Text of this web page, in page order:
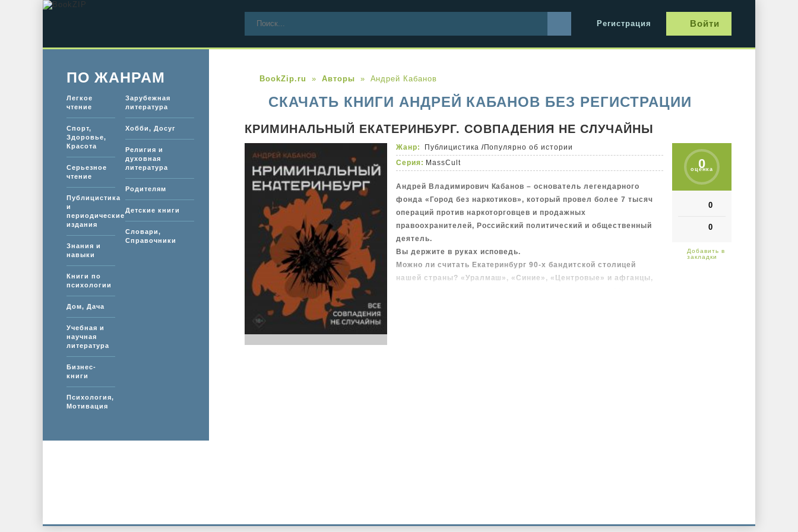
Регистрация Войти
BookZip.ru Авторы Андрей Кабанов
СКАЧАТЬ КНИГИ АНДРЕЙ КАБАНОВ БЕЗ РЕГИСТРАЦИИ
КРИМИНАЛЬНЫЙ ЕКАТЕРИНБУРГ. СОВПАДЕНИЯ НЕ СЛУЧАЙНЫ
0
оценка
0
0
Жанр: Публицистика /Популярно об истории
Серия: MassCult
Андрей Владимирович Кабанов – основатель легендарного
фонда «Город без наркотиков», который провел более 7 тысяч
операций против наркоторговцев и продажных
правоохранителей, Российский политический и общественный
деятель.
Вы держите в руках исповедь.
Можно ли считать Екатеринбург 90-х бандитской столицей
нашей страны? «Уралмаш», «Синие», «Центровые» и афганцы,
ПО ЖАНРАМ
Легкое
чтение
Спорт,
Здоровье,
Красота
Серьезное
чтение
Публицистика
и
периодические
издания
Знания и
навыки
Книги по
психологии
Дом, Дача
Учебная и
научная
литература
Бизнес-
книги
Психология,
Мотивация
Зарубежная
литература
Хобби, Досуг
Религия и
духовная
литература
Родителям
Детские книги
Словари,
Справочники